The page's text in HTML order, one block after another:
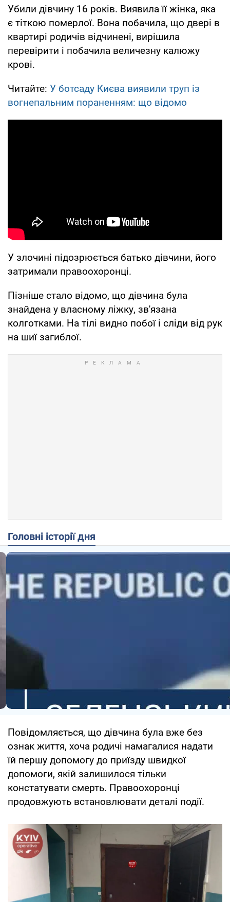
Убили дівчину 16 років. Виявила її жінка, яка
є тіткою померлої. Вона побачила, що двері в
квартирі родичів відчинені, вирішила
перевірити і побачила величезну калюжу
крові.
Читайте: У ботсаду Києва виявили труп із
вогнепальним пораненням: що відомо
У злочині підозрюється батько дівчини, його
затримали правоохоронці.
Пізніше стало відомо, що дівчина була
знайдена у власному ліжку, зв'язана
колготками. На тілі видно побої і сліди від рук
на шиї загиблої.
Головні історії дня
Повідомляється, що дівчина була вже без
ознак життя, хоча родичі намагалися надати
їй першу допомогу до приїзду швидкої
допомоги, якій залишилося тільки
констатувати смерть. Правоохоронці
продовжують встановлювати деталі події.